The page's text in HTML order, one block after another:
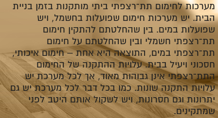
מערכות לחימום תת־רצפתי ביתי מותקנות בזמן בניית
הבית. יש מערכות חימום שפועלות בחשמל, ויש
שפועלות במים. בין שהחלטתם להתקין חימום
תת־רצפתי חשמלי ובין שהחלטתם על חימום
תת־רצפתי במים, התוצאה היא אחת – חימום איכותי,
חסכוני ויעיל בבית. עלויות ההתקנה של החימום
התת־רצפתי אינן גבוהות מאוד, אך לכל מערכת יש
עלויות התקנה שונות. כמו בכל דבר לכל מערכת יש גם
יתרונות וגם חסרונות, ויש לשקול אותם היטב לפני
שמתקינים.